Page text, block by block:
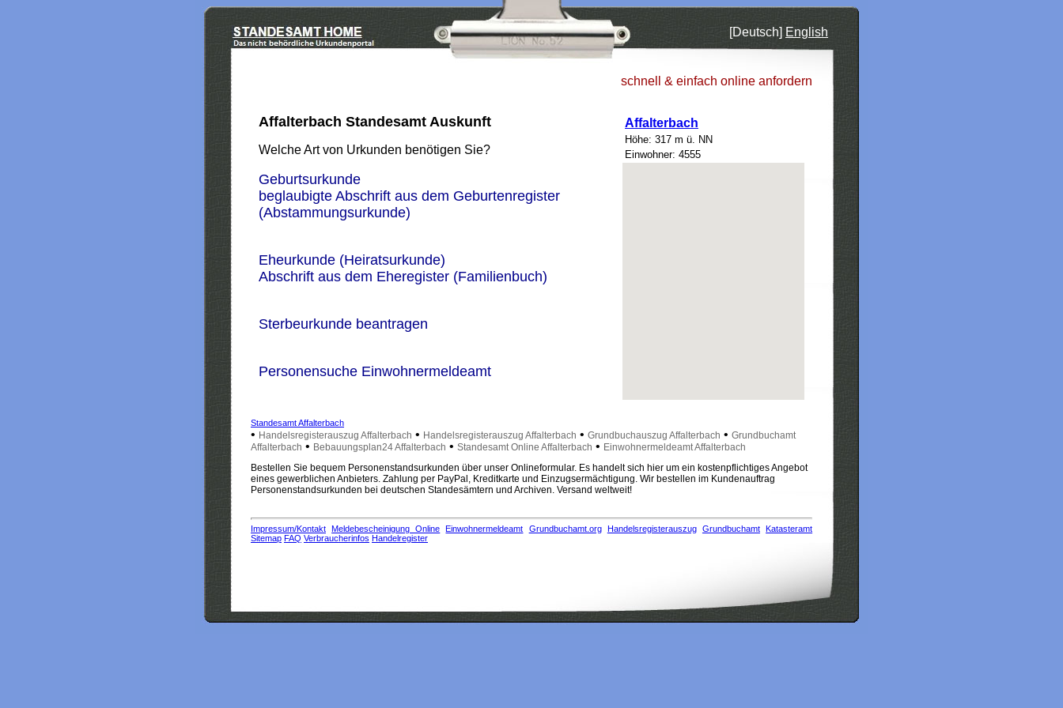
[Deutsch] English
schnell & einfach online anfordern
Affalterbach Standesamt Auskunft
Welche Art von Urkunden benötigen Sie?
Geburtsurkunde
beglaubigte Abschrift aus dem Geburtenregister
(Abstammungsurkunde)
Eheurkunde (Heiratsurkunde)
Abschrift aus dem Eheregister (Familienbuch)
Sterbeurkunde beantragen
Personensuche Einwohnermeldeamt
Affalterbach
Höhe: 317 m ü. NN
Einwohner: 4555
Standesamt Affalterbach
• Handelsregisterauszug Affalterbach • Handelsregisterauszug Affalterbach • Grundbuchauszug Affalterbach • Grundbuchamt
Affalterbach • Bebauungsplan24 Affalterbach • Standesamt Online Affalterbach • Einwohnermeldeamt Affalterbach
Bestellen Sie bequem Personenstandsurkunden über unser Onlineformular. Es handelt sich hier um ein kostenpflichtiges Angebot
eines gewerblichen Anbieters. Zahlung per PayPal, Kreditkarte und Einzugsermächtigung. Wir bestellen im Kundenauftrag
Personenstandsurkunden bei deutschen Standesämtern und Archiven. Versand weltweit!
Impressum/Kontakt Meldebescheinigung Online Einwohnermeldeamt Grundbuchamt.org Handelsregisterauszug Grundbuchamt Katasteramt
Sitemap FAQ Verbraucherinfos Handelregister